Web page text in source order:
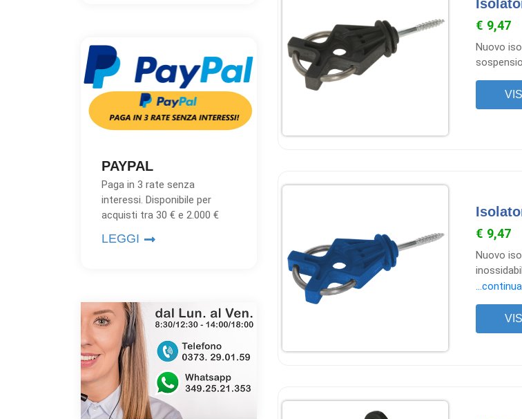
PAYPAL
Paga in 3 rate senza
interessi. Disponibile per
acquisti tra 30 € e 2.000 €
LEGGI
€ 9,47
Nuovo
€ 9,47
Nuovo
...continua